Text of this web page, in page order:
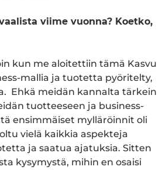
viime vuonna? Koetko,
kun me aloitettiin tämä Kasvu
mallia ja tuotetta pyöritelty,
Ehkä meidän kannalta tärkein
tuotteeseen ja business-
ensimmäiset mylläröinnit oli
vielä kaikkia aspekteja
ja saatua ajatuksia. Sitten
kysymystä, mihin en osaisi